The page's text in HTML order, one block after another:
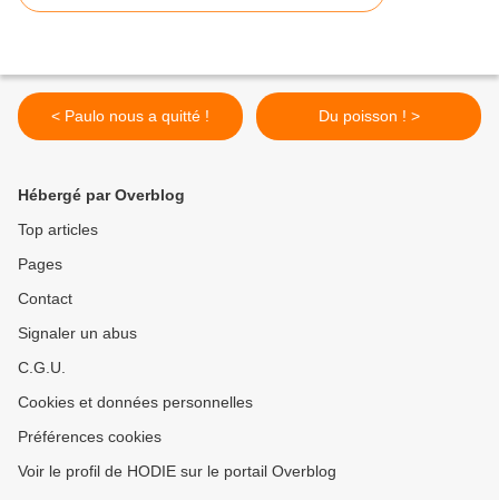
< Paulo nous a quitté ! Du poisson ! >
Hébergé par Overblog
Top articles
Pages
Contact
Signaler un abus
C.G.U.
Cookies et données personnelles
Préférences cookies
Voir le profil de HODIE sur le portail Overblog